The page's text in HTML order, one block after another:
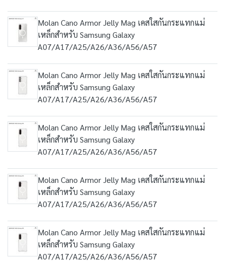
Molan Cano Armor Jelly Mag เคสใสกันกระแทกแม่
เหล็กสำหรับ Samsung Galaxy
A07/A17/A25/A26/A36/A56/A57
Molan Cano Armor Jelly Mag เคสใสกันกระแทกแม่
เหล็กสำหรับ Samsung Galaxy
A07/A17/A25/A26/A36/A56/A57
Molan Cano Armor Jelly Mag เคสใสกันกระแทกแม่
เหล็กสำหรับ Samsung Galaxy
A07/A17/A25/A26/A36/A56/A57
Molan Cano Armor Jelly Mag เคสใสกันกระแทกแม่
เหล็กสำหรับ Samsung Galaxy
A07/A17/A25/A26/A36/A56/A57
Molan Cano Armor Jelly Mag เคสใสกันกระแทกแม่
เหล็กสำหรับ Samsung Galaxy
A07/A17/A25/A26/A36/A56/A57